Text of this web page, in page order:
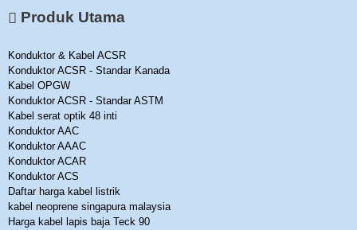
Produk Utama
Konduktor & Kabel ACSR
Konduktor ACSR - Standar Kanada
Kabel OPGW
Konduktor ACSR - Standar ASTM
Kabel serat optik 48 inti
Konduktor AAC
Konduktor AAAC
Konduktor ACAR
Konduktor ACS
Daftar harga kabel listrik
kabel neoprene singapura malaysia
Harga kabel lapis baja Teck 90